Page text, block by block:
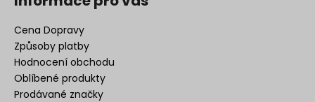
Cena Dopravy
Způsoby platby
Hodnocení obchodu
Oblíbené produkty
Prodávané značky